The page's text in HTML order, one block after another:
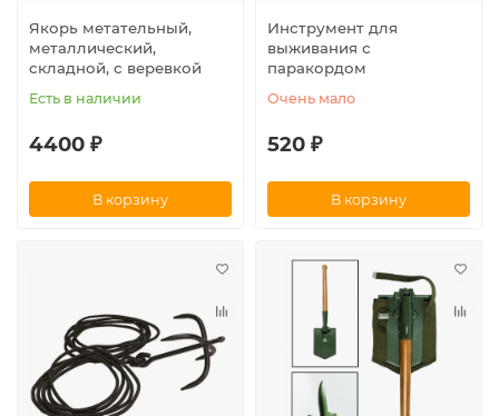
Якорь метательный,
металлический,
складной, с веревкой
Есть в наличии
4400 ₽
В корзину
Инструмент для
выживания с
паракордом
Очень мало
520 ₽
В корзину